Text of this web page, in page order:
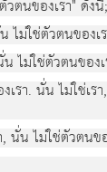
วตนของเรา" ดังนี้;
มใชตัวตนของ
ไมใชตัวตนของ
. นั่น ไมใชเร
น ไมใชตัวตน